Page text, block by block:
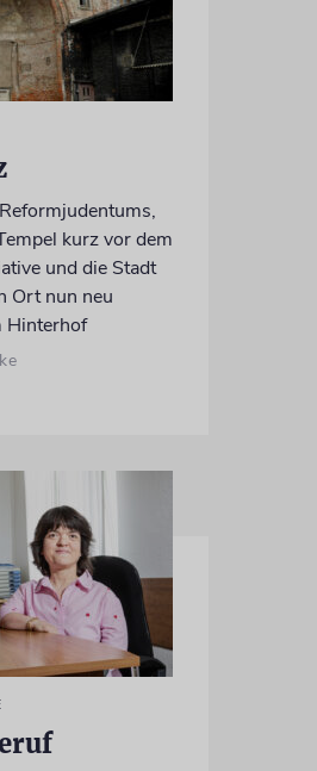
kurz vor dem
und die Stadt
Ort nun neu
Hinterhof